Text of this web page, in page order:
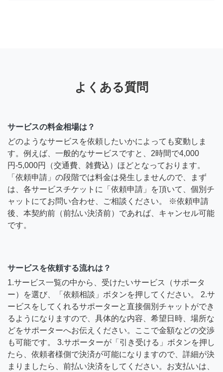
よくある質問
サービスの料金相場は？
どのようなサービスを依頼したいかによっても変動しま
す。例えば、一般的なサービスですと、2時間で4,000
円-5,000円（交通費、雑費込）ほどとなっております。
「依頼申請」の段階では料金は発生しませんので、まず
は、各サービスチケットに「依頼申請」を頂いて、個別チ
ャットにてお問い合わせ、ご相談ください。 ※依頼申請
後、本契約前（前払い決済前）であれば、キャンセル可能
です。
サービスを依頼する流れは？
1.サービス一覧の中から、受けたいサービス（サポータ
ー）を選び、「依頼相談」ボタンを押してください。 2.サ
ービスをしてくれるサポーターと直接個別チャットができ
るようになりますので、具体的な内容、希望日時、場所な
どをサポーターへお伝えください。ここで金額などの交渉
も可能です。 3.サポーターが「引き受ける」ボタンを押し
たら、依頼者様側で決済が可能になりますので、詳細が決
まりましたら、前払い決済をしてください。お支払いは、